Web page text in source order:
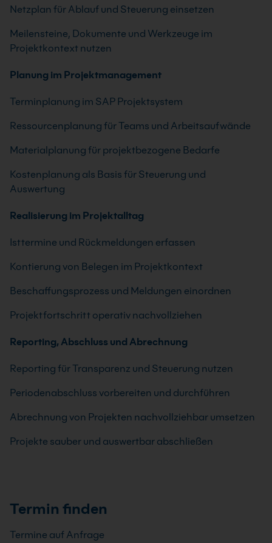
Netzplan für Ablauf und Steuerung einsetzen
Meilensteine, Dokumente und Werkzeuge im
Projektkontext nutzen
Planung im Projektmanagement
Terminplanung im SAP Projektsystem
Ressourcenplanung für Teams und Arbeitsaufwände
Materialplanung für projektbezogene Bedarfe
Kostenplanung als Basis für Steuerung und
Auswertung
Realisierung im Projektalltag
Isttermine und Rückmeldungen erfassen
Kontierung von Belegen im Projektkontext
Beschaffungsprozess und Meldungen einordnen
Projektfortschritt operativ nachvollziehen
Reporting, Abschluss und Abrechnung
Reporting für Transparenz und Steuerung nutzen
Periodenabschluss vorbereiten und durchführen
Abrechnung von Projekten nachvollziehbar umsetzen
Projekte sauber und auswertbar abschließen
Termin finden
Termine auf Anfrage